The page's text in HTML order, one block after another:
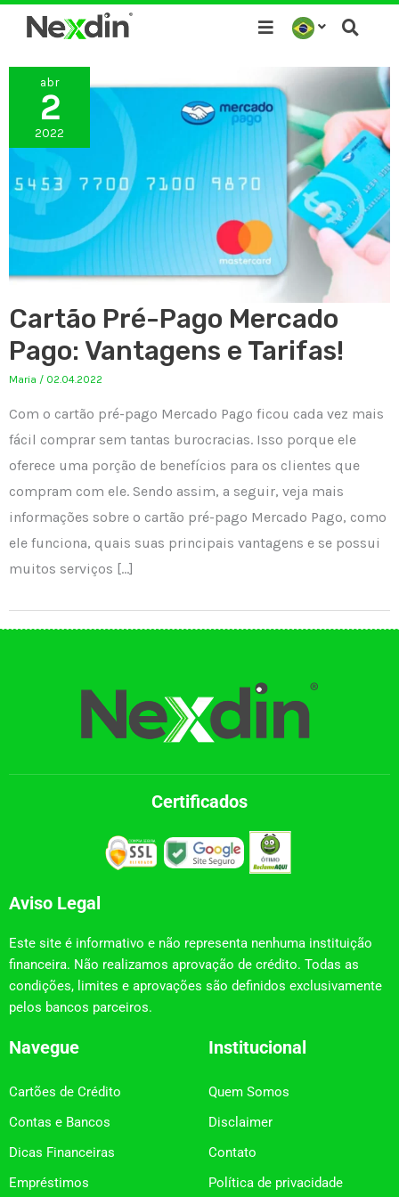
para
conteúdo
abr
2
2022
Cartão Pré-Pago Mercado
Pago: Vantagens e Tarifas!
Maria / 02.04.2022
Com o cartão pré-pago Mercado Pago ficou cada vez mais
fácil comprar sem tantas burocracias. Isso porque ele
oferece uma porção de benefícios para os clientes que
compram com ele. Sendo assim, a seguir, veja mais
informações sobre o cartão pré-pago Mercado Pago, como
ele funciona, quais suas principais vantagens e se possui
muitos serviços […]
Certificados
Aviso Legal
Este site é informativo e não representa nenhuma instituição
financeira. Não realizamos aprovação de crédito. Todas as
condições, limites e aprovações são definidos exclusivamente
pelos bancos parceiros.
Navegue
Cartões de Crédito
Contas e Bancos
Dicas Financeiras
Empréstimos
Institucional
Quem Somos
Disclaimer
Contato
Política de privacidade